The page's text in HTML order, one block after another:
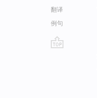
翻译
例句